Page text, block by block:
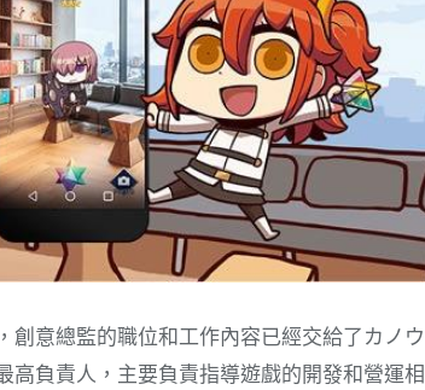
意總監的職位和工作內容已經交給了カノウ
高負責人，主要負責指導遊戲的開發和營運相